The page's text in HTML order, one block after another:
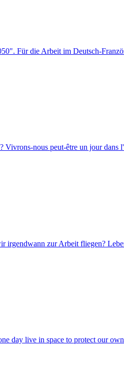
Für die Arbeit im Deutsch-
nous peut-être un jour dans
irgendwann zur Arbeit fliegen?
day live in space to protect our